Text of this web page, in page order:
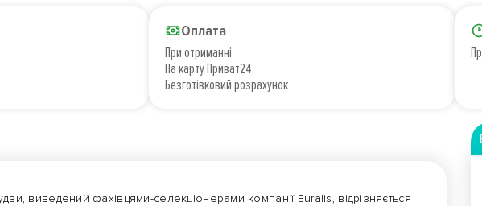
Оплата
При отриманні
На карту Приват24
Безготівковий розрахунок
виведений фахівцями-селекціонерами компанії Euralis, відрізняється